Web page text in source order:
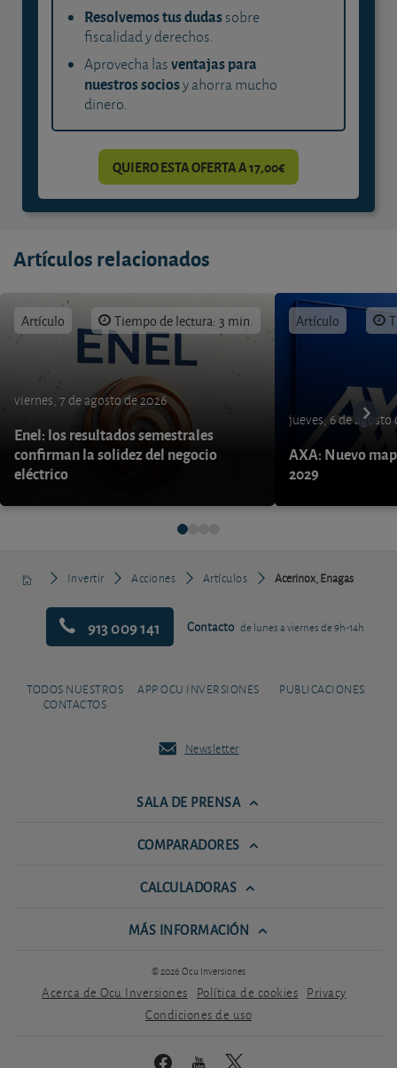
Resolvemos tus dudassobre
fiscalidad y derechos.
Aprovecha lasventajas para
nuestros sociosy ahorra mucho
dinero.
QUIERO ESTA OFERTA A 17,00€
Artículos relacionados
Artículo Tiempo de lectura: 3 min.
viernes, 7 de agosto de 2026
Enel: los resultados semestrales
confirman la solidez del negocio
eléctrico
Artículo
jueves, 6 de agosto
AXA: Nuevo
2029
Invertir Acciones Artículos Acerinox, Enagas
913 009 141 Contacto de lunes a viernes de 9h-14h
TODOS NUESTROS
CONTACTOS
APP OCU INVERSIONES PUBLICACIONES
Newsletter
SALA DE PRENSA
COMPARADORES
CALCULADORAS
MÁS INFORMACIÓN
© 2026 Ocu Inversiones
Acerca de Ocu Inversiones Política de cookies Privacy
Condiciones de uso